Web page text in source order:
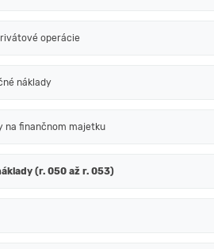
operácie
náklady
na finančnom majetku
(r. 050 až r. 053)